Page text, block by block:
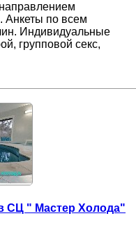
Анкеты по всем
Индивидуальные
групповой секс,
СЦ " Мастер Холода"